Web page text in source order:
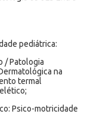
pediátrica:
/ Patologia
na
termal
Psico-motricidade